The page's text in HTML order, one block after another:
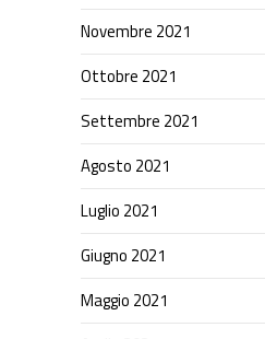
Novembre 2021
Ottobre 2021
Settembre 2021
Agosto 2021
Luglio 2021
Giugno 2021
Maggio 2021